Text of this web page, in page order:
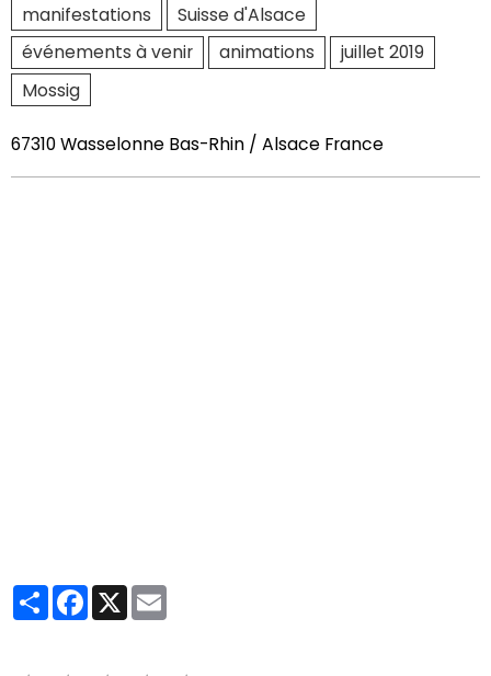
manifestations
Suisse d'Alsace
événements à venir
animations
juillet 2019
Mossig
67310 Wasselonne Bas-Rhin / Alsace France
PartagerFacebook
X